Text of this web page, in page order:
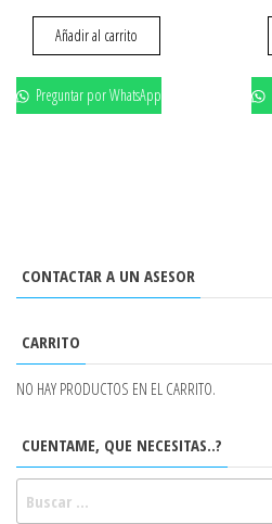
Añadir al carrito
Preguntar por WhatsApp
CONTACTAR A UN ASESOR
CARRITO
NO HAY PRODUCTOS EN EL CARRITO.
CUENTAME, QUE NECESITAS..?